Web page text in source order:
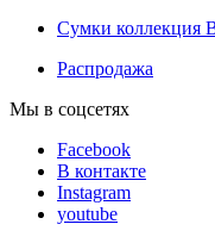
Сумки
Распродажа
Мы в соцсетях
Facebook
В контакте
Instagram
youtube